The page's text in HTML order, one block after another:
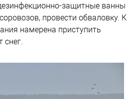
защитные ванны
провести обваловку. К
намерена приступить
снег.